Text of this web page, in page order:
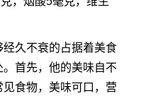
久不衰的占据着美食
首先，他的美味自不
食物，美味可口，营